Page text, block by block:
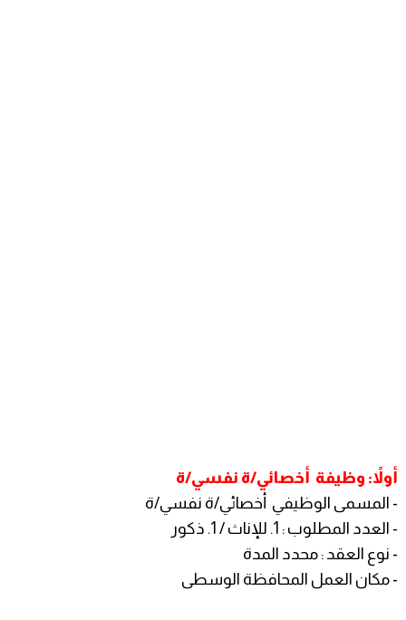
أولاً: وظيفة أخصائي/ة نفسي/ة
- المسمى الوظيفي أخصائي/ة نفسي/ة
- العدد المطلوب : 1. للإناث / 1. ذكور
- نوع العقد : محدد المدة
- مكان العمل المحافظة الوسطى